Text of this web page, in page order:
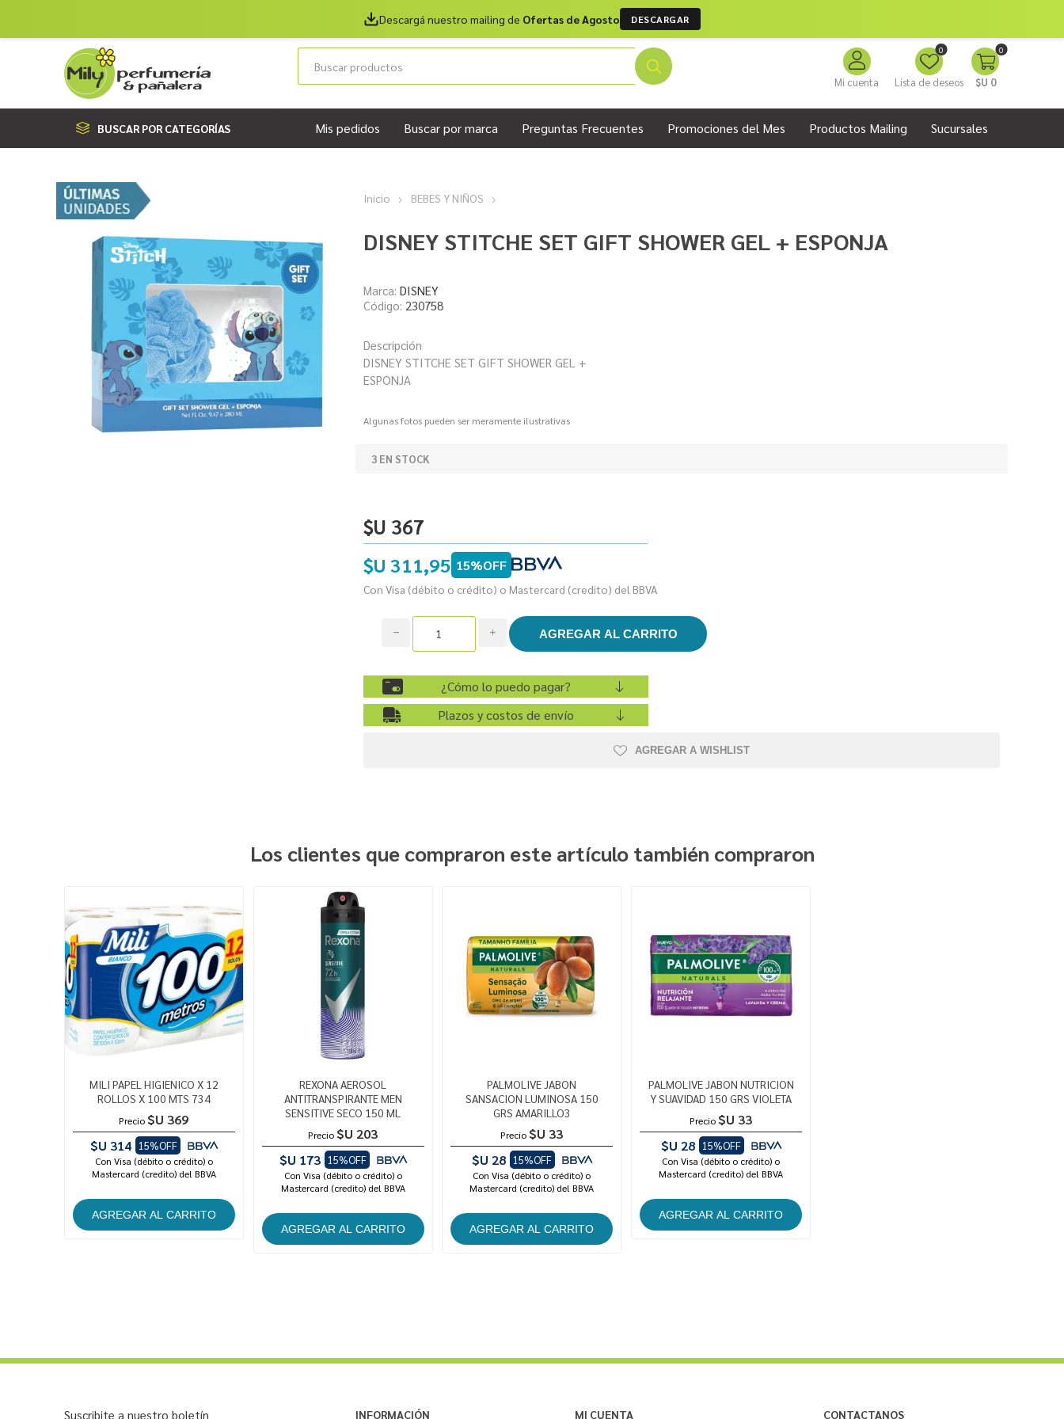
Descargá nuestro mailing de Ofertas de Agosto DESCARGAR
Mi cuenta Lista de deseos
0 0
$U 0
BUSCAR POR CATEGORÍAS Mis pedidos Buscar por marca Preguntas Frecuentes Promociones del Mes Productos Mailing Sucursales
Inicio BEBES Y NIÑOS
DISNEY STITCHE SET GIFT SHOWER GEL + ESPONJA
Marca: DISNEY
Código: 230758
Descripción
DISNEY STITCHE SET GIFT SHOWER GEL +
ESPONJA
Algunas fotos pueden ser meramente ilustrativas
3 EN STOCK
$U 367
$U 311,95 15%OFF
Con Visa (débito o crédito) o Mastercard (credito) del BBVA
i
h
¿Cómo lo puedo pagar?
Plazos y costos de envío
AGREGAR A WISHLIST
Los clientes que compraron este artículo también compraron
MILI PAPEL HIGIENICO X 12
ROLLOS X 100 MTS 734
Precio $U 369
$U 314 15%OFF
Con Visa (débito o crédito) o
Mastercard (credito) del BBVA
REXONA AEROSOL
ANTITRANSPIRANTE MEN
SENSITIVE SECO 150 ML
Precio $U 203
$U 173 15%OFF
Con Visa (débito o crédito) o
Mastercard (credito) del BBVA
PALMOLIVE JABON
SANSACION LUMINOSA 150
GRS AMARILLO3
Precio $U 33
$U 28 15%OFF
Con Visa (débito o crédito) o
Mastercard (credito) del BBVA
PALMOLIVE JABON NUTRICION
Y SUAVIDAD 150 GRS VIOLETA
Precio $U 33
$U 28 15%OFF
Con Visa (débito o crédito) o
Mastercard (credito) del BBVA
Suscribite a nuestro boletín INFORMACIÓN MI CUENTA CONTACTANOS